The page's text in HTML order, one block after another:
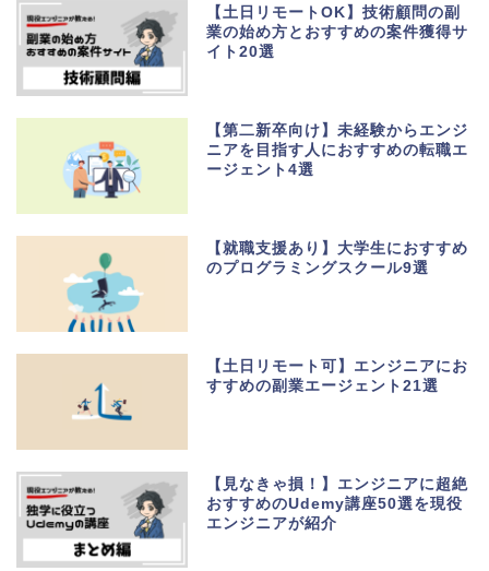
【土日リモートOK】技術顧問の副
業の始め方とおすすめの案件獲得サ
イト20選
【第二新卒向け】未経験からエンジ
ニアを目指す人におすすめの転職エ
ージェント4選
【就職支援あり】大学生におすすめ
のプログラミングスクール9選
【土日リモート可】エンジニアにお
すすめの副業エージェント21選
【見なきゃ損！】エンジニアに超絶
おすすめのUdemy講座50選を現役
エンジニアが紹介